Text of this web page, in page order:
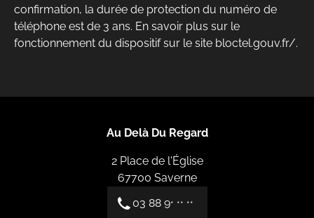
confirmation, la durée de protection du numéro de
téléphone est de 3 ans. En savoir plus sur le
fonctionnement du dispositif sur le site bloctel.gouv.fr/.
Au Delà Du Regard
2 Place de l'Église
67700 Saverne
03 88 9* ** **